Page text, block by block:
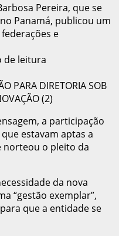
Pereira, que se
Panamá, publicou um
e
de leitura
a participação
estavam aptas a
norteou o pleito da
da nova
“gestão exemplar”,
que a entidade se